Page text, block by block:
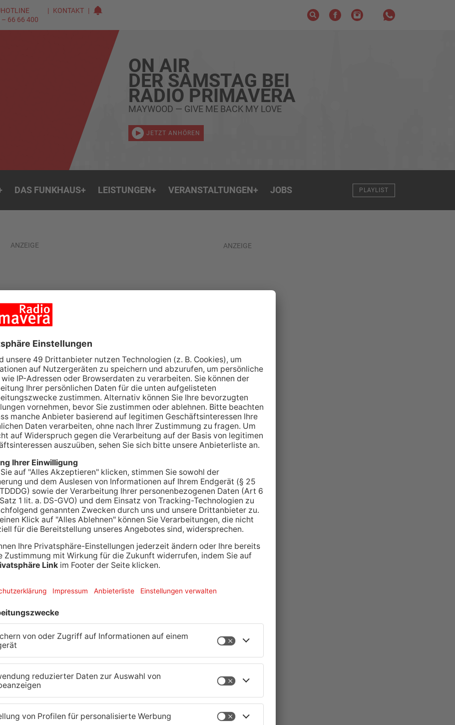
– 66 66 400
KONTAKT
ON AIR
DER SAMSTAG BEI
RADIO PRIMAVERA
MAYWOOD — GIVE ME BACK MY LOVE
JETZT ANHÖREN
DAS FUNKHAUS+ LEISTUNGEN+ VERANSTALTUNGEN+ JOBS PLAYLIST
ANZEIGE
Fahrrad-
dem Fahrrad in Elsenfeld unterwegs sein. Das
deshalb heute zur Fahrrad-Demo aufgerufen.Vor
müsse verbessert werden. Die geplante
Los geht’s um 15 Uhr am Elsavapark.
ANZEIGE